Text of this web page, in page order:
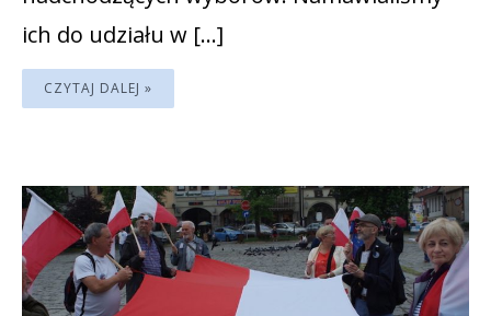
ich do udziału w […]
CZYTAJ DALEJ »